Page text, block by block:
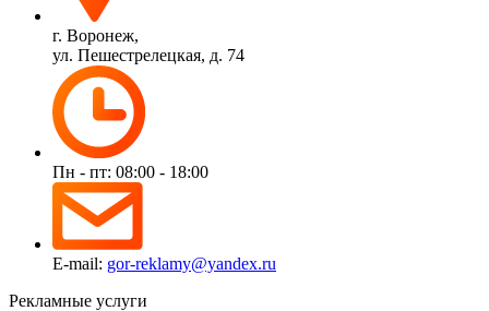
г. Воронеж,
ул. Пешестрелецкая, д. 74
Пн - пт: 08:00 - 18:00
E-mail: gor-reklamy@yandex.ru
Рекламные услуги